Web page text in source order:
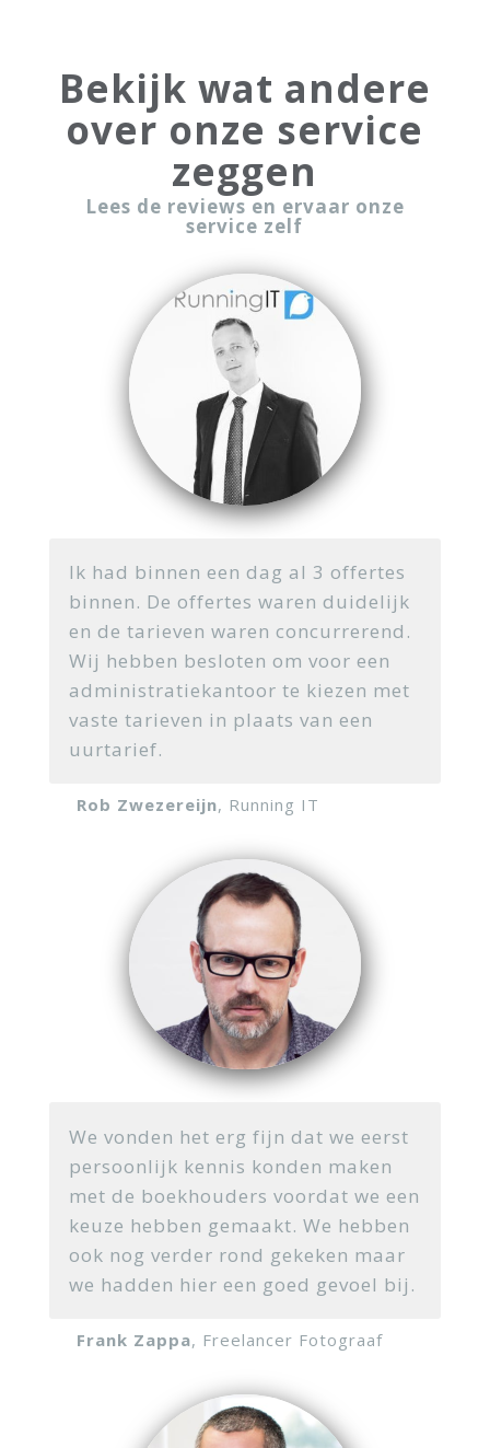
Bekijk wat andere
over onze service
zeggen
Lees de reviews en ervaar onze
service zelf
Ik had binnen een dag al 3 offertes
binnen. De offertes waren duidelijk
en de tarieven waren concurrerend.
Wij hebben besloten om voor een
administratiekantoor te kiezen met
vaste tarieven in plaats van een
uurtarief.
Rob Zwezereijn, Running IT
We vonden het erg fijn dat we eerst
persoonlijk kennis konden maken
met de boekhouders voordat we een
keuze hebben gemaakt. We hebben
ook nog verder rond gekeken maar
we hadden hier een goed gevoel bij.
Frank Zappa, Freelancer Fotograaf